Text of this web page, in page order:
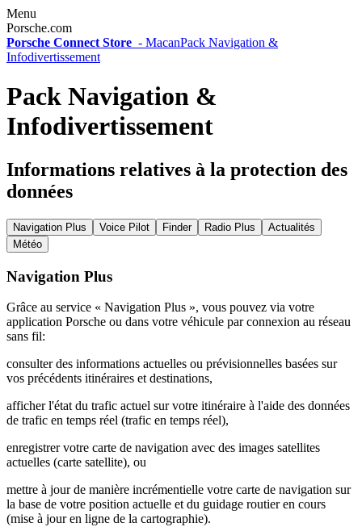
Menu
Porsche.com
Porsche Connect Store - MacanPack Navigation &
Infodivertissement
Pack Navigation &
Infodivertissement
Informations relatives à la protection des
données
Navigation Plus Voice Pilot Finder Radio Plus
Actualités
Météo
Navigation Plus
Grâce au service « Navigation Plus », vous pouvez via votre
application Porsche ou dans votre véhicule par connexion au réseau
sans fil:
consulter des informations actuelles ou prévisionnelles basées sur
vos précédents itinéraires et destinations,
afficher l'état du trafic actuel sur votre itinéraire à l'aide des données
de trafic en temps réel (trafic en temps réel),
enregistrer votre carte de navigation avec des images satellites
actuelles (carte satellite), ou
mettre à jour de manière incrémentielle votre carte de navigation sur
la base de votre position actuelle et du guidage routier en cours
(mise à jour en ligne de la cartographie).